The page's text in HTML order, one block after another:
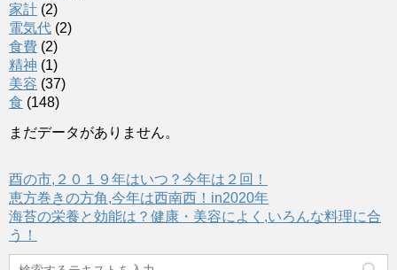
家計 (2)
電気代 (2)
食費 (2)
精神 (1)
美容 (37)
食 (148)
まだデータがありません。
酉の市,２０１９年はいつ？今年は２回！
恵方巻きの方角,今年は西南西！in2020年
海苔の栄養と効能は？健康・美容によく,いろんな料理に合
う！